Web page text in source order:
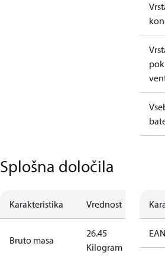
Splošna določila
Karakteristika Vrednost
Bruto masa
26.45
Kilogram